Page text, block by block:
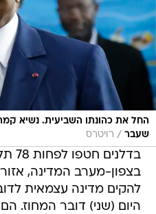
החל את כהונתו השביעית. נשיא
שעבר / רויטרס
בצפון-מערב המדינה,
להקים מדינה עצמאית
היום (שני) דובר המחוז.